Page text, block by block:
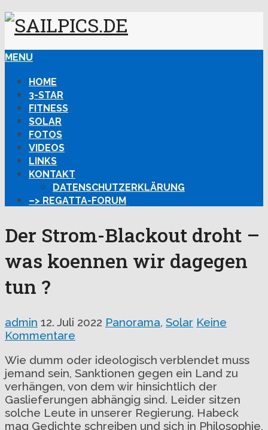
MENU
HOME
3-STAR
FITNESS
SOLAR
FOTOS
VIDEOS
LINKS
KONTAKT
DATENSCHUTZERKLÄRUNG
–> REGATTA-FORUM
Der Strom-Blackout droht –
was koennen wir dagegen
tun ?
admin 12. Juli 2022 Panorama, Solar Keine
Kommentare
Wie dumm oder ideologisch verblendet muss
jemand sein, Sanktionen gegen ein Land zu
verhängen, von dem wir hinsichtlich der
Gaslieferungen abhängig sind. Leider sitzen
solche Leute in unserer Regierung. Habeck
mag Gedichte schreiben und sich in Philosophie,